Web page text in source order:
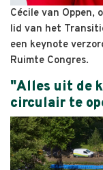
Cécile van Oppen,
lid van het
een keynote
Ruimte Congres.
"Alles uit de
circulair te